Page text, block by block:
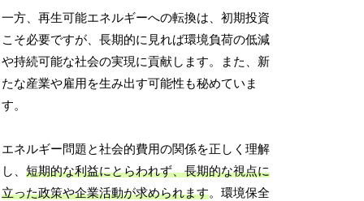
一方、再生可能エネルギーへの転換は、初期投資
こそ必要ですが、長期的に見れば環境負荷の低減
や持続可能な社会の実現に貢献します。また、新
たな産業や雇用を生み出す可能性も秘めていま
す。
エネルギー問題と社会的費用の関係を正しく理解
し、短期的な利益にとらわれず、長期的な視点に
立った政策や企業活動が求められます。環境保全